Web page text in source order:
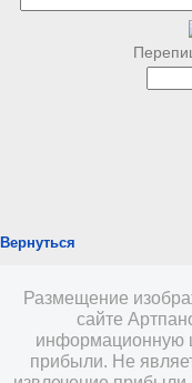
Вернуться
Размещение
сайте
информационную
прибыли. Не